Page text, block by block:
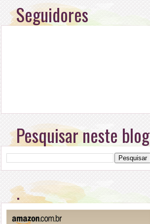
Seguidores
Pesquisar neste blog
.